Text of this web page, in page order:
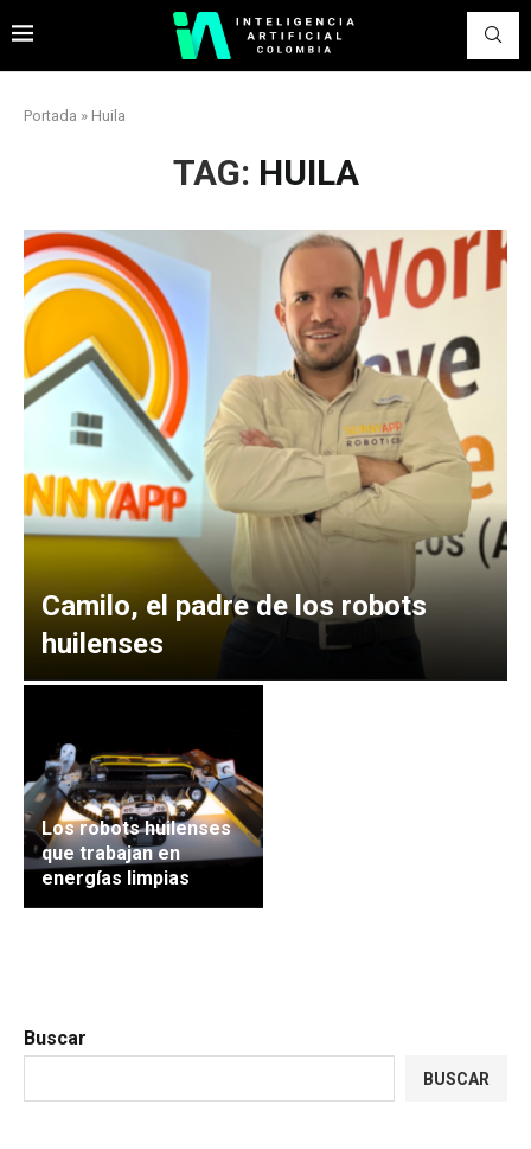
Portada » Huila
TAG: HUILA
Camilo, el padre de los robots
huilenses
Los robots huilenses
que trabajan en
energías limpias
Buscar
BUSCAR